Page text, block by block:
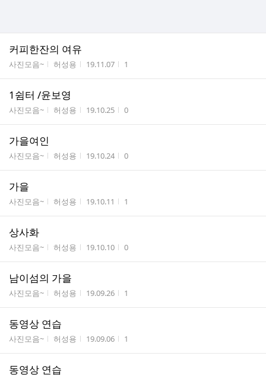
커피한잔의 여유
게시판명
사진모음~ 작성자
허성용 작성시간
19.11.07 조회수
1
1쉼터 /윤보영
게시판명
사진모음~ 작성자
허성용 작성시간
19.10.25 조회수
0
가을여인
게시판명
사진모음~ 작성자
허성용 작성시간
19.10.24 조회수
0
가을
게시판명
사진모음~ 작성자
허성용 작성시간
19.10.11 조회수
1
상사화
게시판명
사진모음~ 작성자
허성용 작성시간
19.10.10 조회수
0
남이섬의 가을
게시판명
사진모음~ 작성자
허성용 작성시간
19.09.26 조회수
1
동영상 연습
게시판명
사진모음~ 작성자
허성용 작성시간
19.09.06 조회수
1
동영상 연습